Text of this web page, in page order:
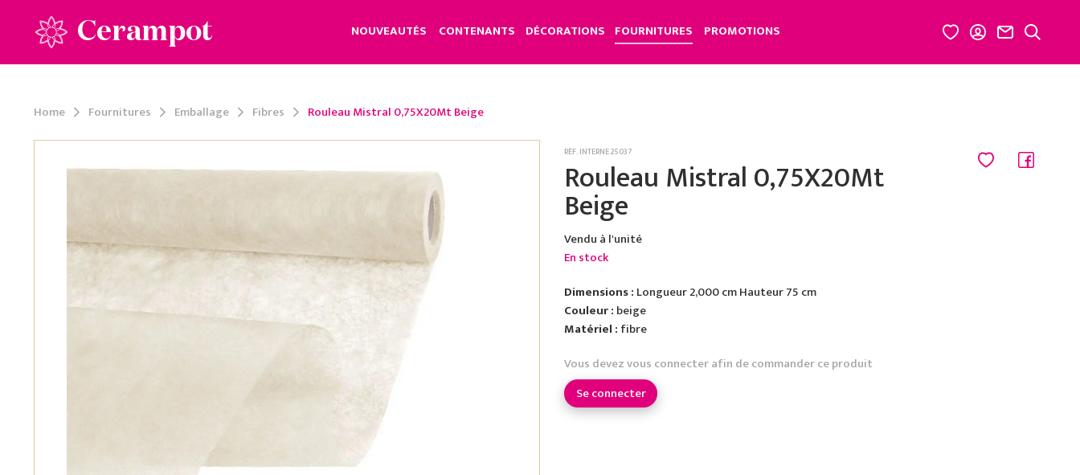
Cerampot NOUVEAUTÉS CONTENANTS DÉCORATIONS FOURNITURES PROMOTIONS
Home Fournitures Emballage Fibres Rouleau Mistral 0,75X20Mt Beige
RÉF. INTERNE 25037
Rouleau Mistral 0,75X20Mt
Beige
Vendu à l'unité
En stock
Dimensions : Longueur 2,000 cm Hauteur 75 cm
Couleur : beige
Matériel : fibre
Vous devez vous connecter afin de commander ce produit
Se connecter